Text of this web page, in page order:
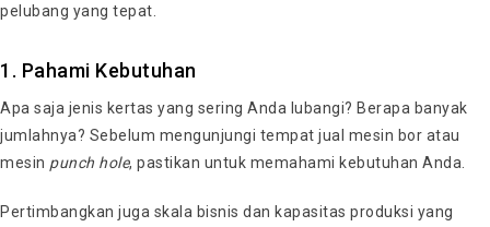
pelubang yang tepat.
1. Pahami Kebutuhan
Apa saja jenis kertas yang sering Anda lubangi? Berapa banyak
jumlahnya? Sebelum mengunjungi tempat jual mesin bor atau
mesin punch hole, pastikan untuk memahami kebutuhan Anda.
Pertimbangkan juga skala bisnis dan kapasitas produksi yang